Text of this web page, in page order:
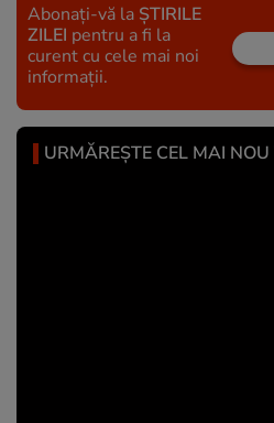
Abonați-vă la ȘTIRILE
ZILEI pentru a fi la
curent cu cele mai noi
informații.
URMĂREȘTE CEL MAI NOU